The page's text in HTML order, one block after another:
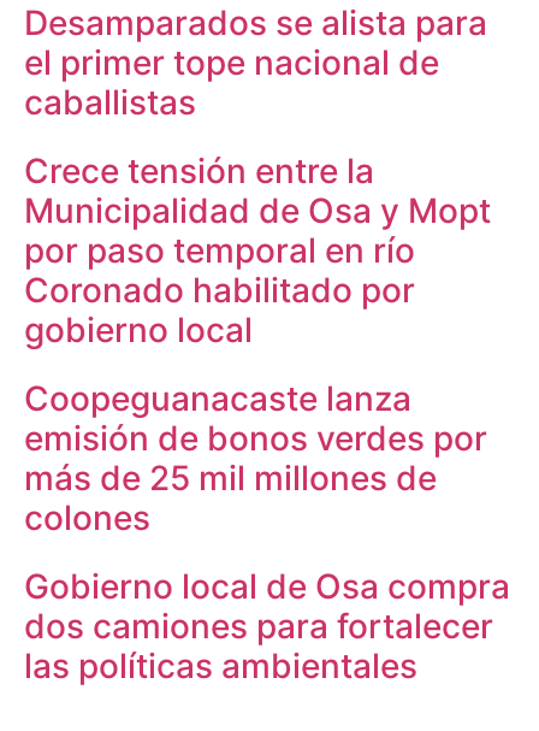
Desamparados se alista para
el primer tope nacional de
caballistas
Crece tensión entre la
Municipalidad de Osa y Mopt
por paso temporal en río
Coronado habilitado por
gobierno local
Coopeguanacaste lanza
emisión de bonos verdes por
más de 25 mil millones de
colones
Gobierno local de Osa compra
dos camiones para fortalecer
las políticas ambientales